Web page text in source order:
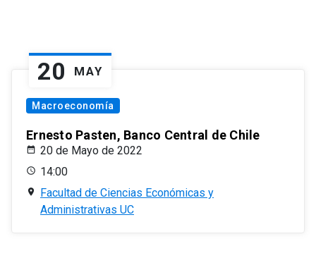
20 MAY
Macroeconomía
Ernesto Pasten, Banco Central de Chile
20 de Mayo de 2022
14:00
Facultad de Ciencias Económicas y
Administrativas UC